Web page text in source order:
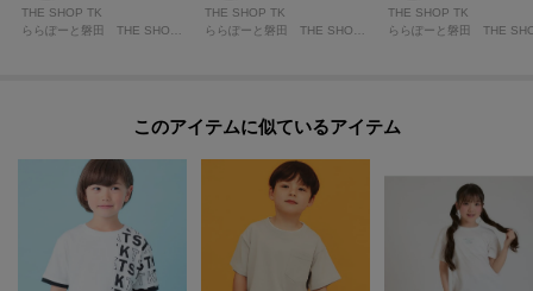
THE SHOP TK
THE SHOP TK
THE SHOP TK
このアイテムに似ているアイテム